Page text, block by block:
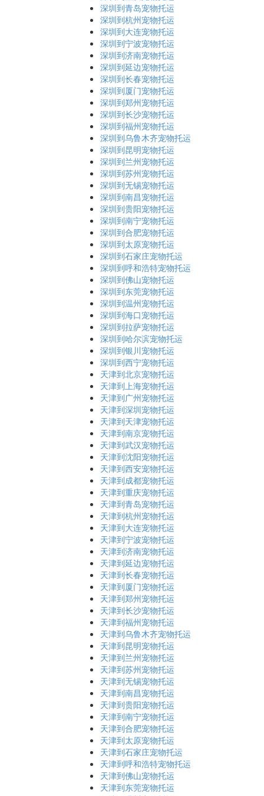
深圳到青岛宠物托运
深圳到杭州宠物托运
深圳到大连宠物托运
深圳到宁波宠物托运
深圳到济南宠物托运
深圳到延边宠物托运
深圳到长春宠物托运
深圳到厦门宠物托运
深圳到郑州宠物托运
深圳到长沙宠物托运
深圳到福州宠物托运
深圳到乌鲁木齐宠物托运
深圳到昆明宠物托运
深圳到兰州宠物托运
深圳到苏州宠物托运
深圳到无锡宠物托运
深圳到南昌宠物托运
深圳到贵阳宠物托运
深圳到南宁宠物托运
深圳到合肥宠物托运
深圳到太原宠物托运
深圳到石家庄宠物托运
深圳到呼和浩特宠物托运
深圳到佛山宠物托运
深圳到东莞宠物托运
深圳到温州宠物托运
深圳到海口宠物托运
深圳到拉萨宠物托运
深圳到哈尔滨宠物托运
深圳到银川宠物托运
深圳到西宁宠物托运
天津到北京宠物托运
天津到上海宠物托运
天津到广州宠物托运
天津到深圳宠物托运
天津到天津宠物托运
天津到南京宠物托运
天津到武汉宠物托运
天津到沈阳宠物托运
天津到西安宠物托运
天津到成都宠物托运
天津到重庆宠物托运
天津到青岛宠物托运
天津到杭州宠物托运
天津到大连宠物托运
天津到宁波宠物托运
天津到济南宠物托运
天津到延边宠物托运
天津到长春宠物托运
天津到厦门宠物托运
天津到郑州宠物托运
天津到长沙宠物托运
天津到福州宠物托运
天津到乌鲁木齐宠物托运
天津到昆明宠物托运
天津到兰州宠物托运
天津到苏州宠物托运
天津到无锡宠物托运
天津到南昌宠物托运
天津到贵阳宠物托运
天津到南宁宠物托运
天津到合肥宠物托运
天津到太原宠物托运
天津到石家庄宠物托运
天津到呼和浩特宠物托运
天津到佛山宠物托运
天津到东莞宠物托运